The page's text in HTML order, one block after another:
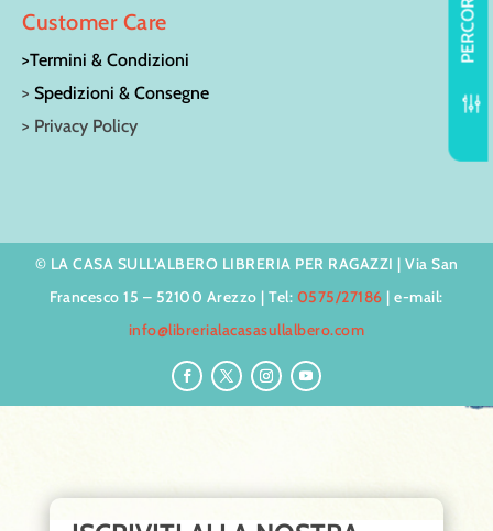
f
PERCORSI
Customer Care
>Termini & Condizioni
>Spedizioni & Consegne
> Privacy Policy
© LA CASA SULL’ALBERO LIBRERIA PER RAGAZZI | Via San
Francesco 15 – 52100 Arezzo | Tel: 0575/27186 | e-mail:
info@librerialacasasullalbero.com